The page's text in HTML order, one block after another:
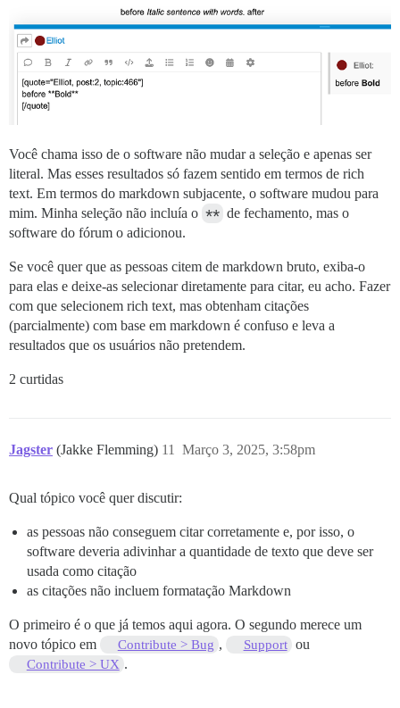
Você chama isso de o software não mudar a seleção e apenas ser
literal. Mas esses resultados só fazem sentido em termos de rich
text. Em termos do markdown subjacente, o software mudou para
mim. Minha seleção não incluía o ** de fechamento, mas o
software do fórum o adicionou.
Se você quer que as pessoas citem de markdown bruto, exiba-o
para elas e deixe-as selecionar diretamente para citar, eu acho. Fazer
com que selecionem rich text, mas obtenham citações
(parcialmente) com base em markdown é confuso e leva a
resultados que os usuários não pretendem.
2 curtidas
Jagster (Jakke Flemming) Março 3, 2025, 3:58pm
11
Qual tópico você quer discutir:
as pessoas não conseguem citar corretamente e, por isso, o
software deveria adivinhar a quantidade de texto que deve ser
usada como citação
as citações não incluem formatação Markdown
O primeiro é o que já temos aqui agora. O segundo merece um
novo tópico em
Contribute > Bug , Support ou
Contribute > UX .